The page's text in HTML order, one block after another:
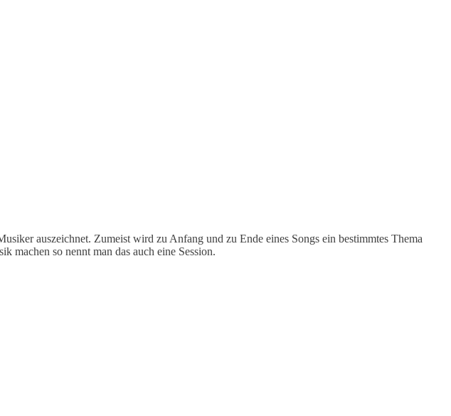
auszeichnet. Zumeist wird zu Anfang und zu Ende eines Songs ein bestimmtes Thema
machen so nennt man das auch eine Session.